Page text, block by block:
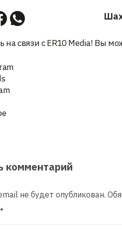
на связи с ER10 Media! Вы
комментарий
не будет опубликован.
*